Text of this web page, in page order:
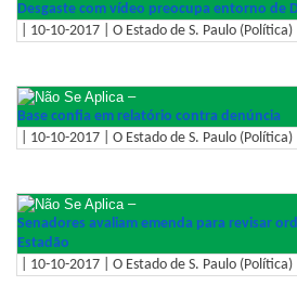
Desgaste com vídeo preocupa entorno de
| 10-10-2017 | O Estado de S. Paulo (Política)
–
Base confia em relatório contra denúncia
| 10-10-2017 | O Estado de S. Paulo (Política)
–
Senadores avaliam emenda para revisar
Estadão
| 10-10-2017 | O Estado de S. Paulo (Política)